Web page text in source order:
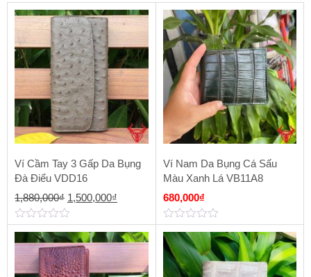
Ví Cầm Tay 3 Gấp Da Bụng
Đà Điểu VDD16
1,880,000₫ Giá
gốc
là:
1,880,000₫.
1,500,000₫
tại
1,500,000₫.
0
Ví Nam Da Bụng Cá Sấu
Màu Xanh Lá VB11A8
680,000₫
0
out
of
5